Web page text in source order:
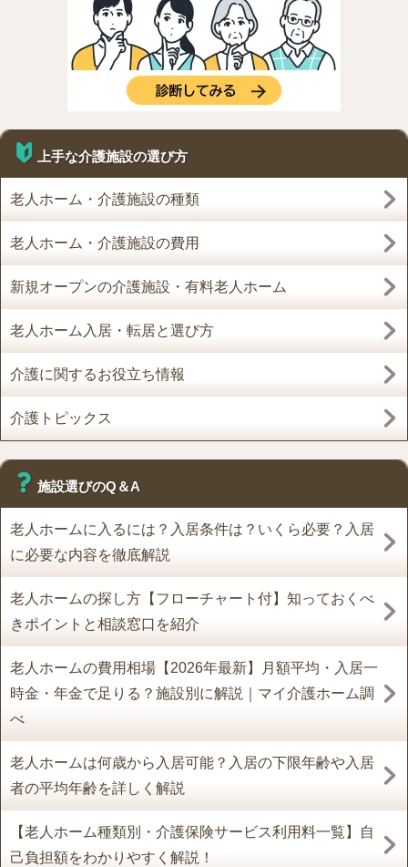
上手な介護施設の選び方
老人ホーム・介護施設の種類
老人ホーム・介護施設の費用
新規オープンの介護施設・有料老人ホーム
老人ホーム入居・転居と選び方
介護に関するお役立ち情報
介護トピックス
施設選びのQ＆A
老人ホームに入るには？入居条件は？いくら必要？入居
に必要な内容を徹底解説
老人ホームの探し方【フローチャート付】知っておくべ
きポイントと相談窓口を紹介
老人ホームの費用相場【2026年最新】月額平均・入居一
時金・年金で足りる？施設別に解説｜マイ介護ホーム調
べ
老人ホームは何歳から入居可能？入居の下限年齢や入居
者の平均年齢を詳しく解説
【老人ホーム種類別・介護保険サービス利用料一覧】自
己負担額をわかりやすく解説！